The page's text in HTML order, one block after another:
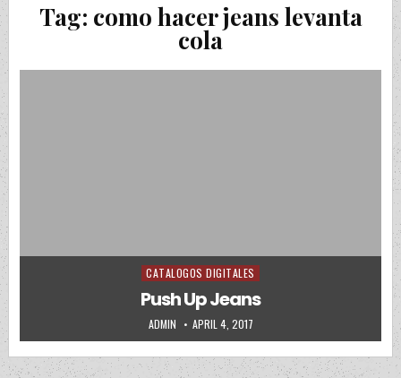
Tag: como hacer jeans levanta
cola
Posted in
CATALOGOS DIGITALES
Push Up Jeans
AUTHOR:
ADMIN PUBLISHED DATE:
APRIL 4, 2017